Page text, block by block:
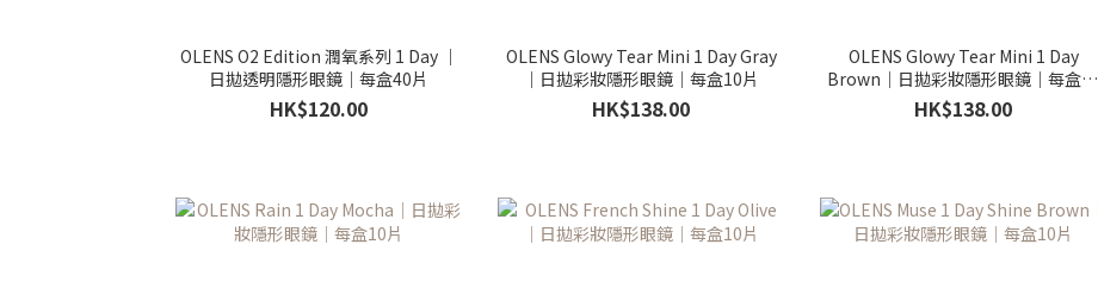
OLENS O2 Edition 潤氧系列 1 Day ｜
日拋透明隱形眼鏡｜每盒40片
HK$120.00
OLENS Glowy Tear Mini 1 Day Gray
｜日拋彩妝隱形眼鏡｜每盒10片
HK$138.00
OLENS Glowy Tear Mini 1 Day
Brown｜日拋彩妝隱形眼鏡｜每盒10
片
HK$138.00